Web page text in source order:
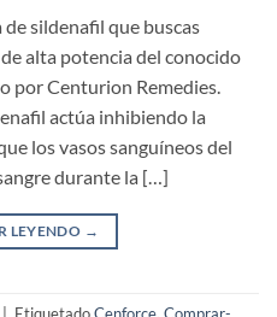
sildenafil que buscas
alta potencia del conocido
por Centurion Remedies.
actúa inhibiendo la
los vasos sanguíneos del
durante la […]
LEYENDO →